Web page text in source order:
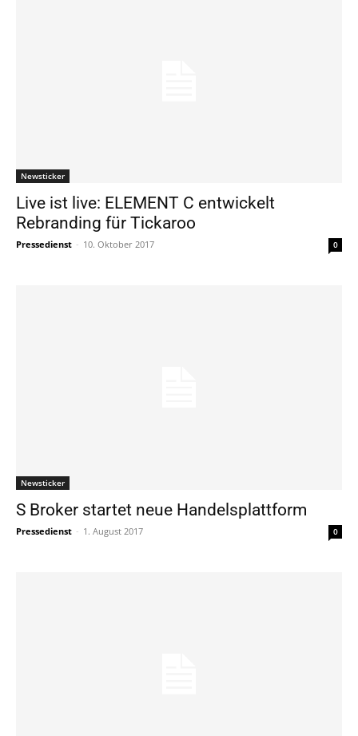
Newsticker
Live ist live: ELEMENT C entwickelt
Rebranding für Tickaroo
Pressedienst - 10. Oktober 2017 0
Newsticker
S Broker startet neue Handelsplattform
Pressedienst - 1. August 2017 0